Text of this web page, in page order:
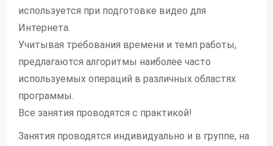
используется при подготовке видео для
Интернета.
Учитывая требования времени и темп работы,
предлагаются алгоритмы наиболее часто
используемых операций в различных областях
программы.
Все занятия проводятся с практикой!
Занятия проводятся индивидуально и в группе, на